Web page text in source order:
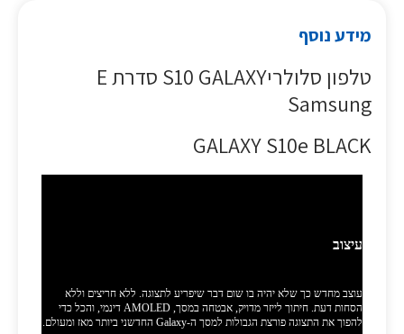
מידע נוסף
טלפון סלולריS10 GALAXY סדרת E
Samsung
GALAXY S10e BLACK
עיצוב
עוצב מחדש כך שלא יהיה בו שום דבר שיפריע לתצוגה. ללא חריצים וללא
הסחות דעת. חיתוך לייזר מדויק, אבטחה במסך, AMOLED דינמי, והכל כדי
להפוך את התצוגה פורצת הגבולות למסך ה-Galaxy החדשני ביותר מאז ומעולם.